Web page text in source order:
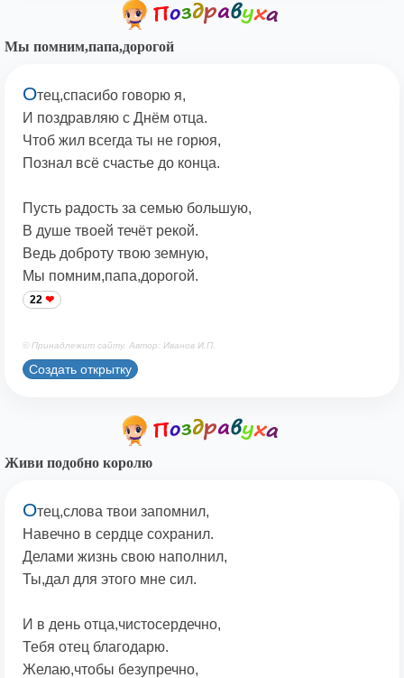
Мы помним,папа,дорогой
Отец,спасибо говорю я,
И поздравляю с Днём отца.
Чтоб жил всегда ты не горюя,
Познал всё счастье до конца.
Пусть радость за семью большую,
В душе твоей течёт рекой.
Ведь доброту твою земную,
Мы помним,папа,дорогой.
22
© Принадлежит сайту. Автор: Иванов И.П.
Создать открытку
Живи подобно королю
Отец,слова твои запомнил,
Навечно в сердце сохранил.
Делами жизнь свою наполнил,
Ты,дал для этого мне сил.
И в день отца,чистосердечно,
Тебя отец благодарю.
Желаю,чтобы безупречно,